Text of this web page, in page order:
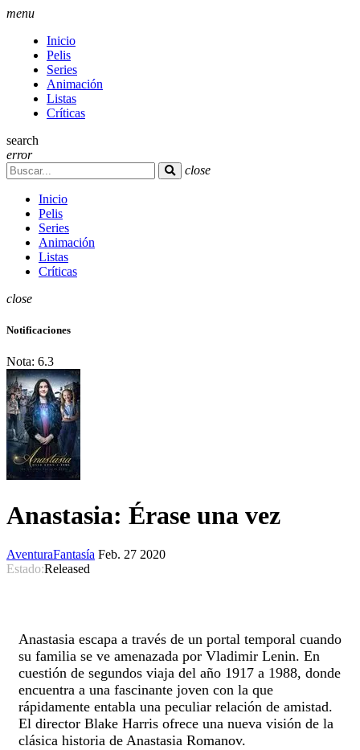
menu
Inicio
Pelis
Series
Animación
Listas
Críticas
search
error
close
Inicio
Pelis
Series
Animación
Listas
Críticas
close
Notificaciones
Nota: 6.3
Anastasia: Érase una vez
AventuraFantasía Feb. 27 2020
Estado:Released
Anastasia escapa a través de un portal temporal cuando
su familia se ve amenazada por Vladimir Lenin. En
cuestión de segundos viaja del año 1917 a 1988, donde
encuentra a una fascinante joven con la que
rápidamente entabla una peculiar relación de amistad.
El director Blake Harris ofrece una nueva visión de la
clásica historia de Anastasia Romanov.